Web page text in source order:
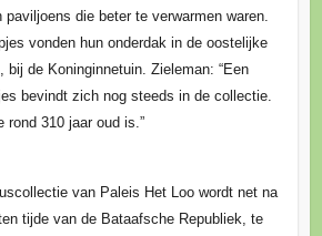
die beter te verwarmen waren.
vonden hun onderdak in de oostelijke
bij de Koninginnetuin. Zieleman: “Een
bevindt zich nog steeds in de collectie.
rond 310 jaar oud is.”
van Paleis Het Loo wordt net na
tijde van de Bataafsche Republiek, te